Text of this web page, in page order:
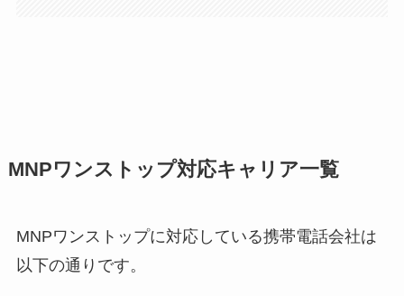
MNPワンストップ対応キャリア一覧
MNPワンストップに対応している携帯電話会社は
以下の通りです。